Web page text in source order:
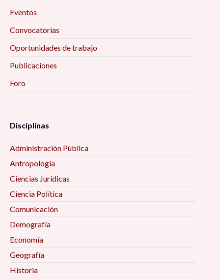
Eventos
Convocatorias
Oportunidades de trabajo
Publicaciones
Foro
Disciplinas
Administración Pública
Antropología
Ciencias Jurídicas
Ciencia Política
Comunicación
Demografía
Economía
Geografía
Historia